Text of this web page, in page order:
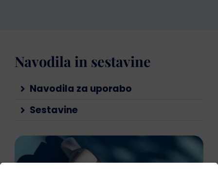
Navodila in sestavine
Navodila za uporabo
Sestavine